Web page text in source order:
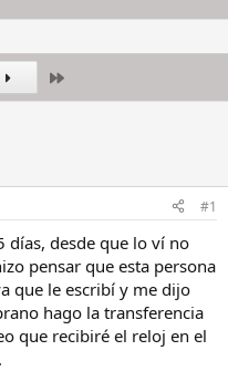
#1
días, desde que lo ví no
pensar que esta persona
que le escribí y me dijo
hago la transferencia
que recibiré el reloj en el